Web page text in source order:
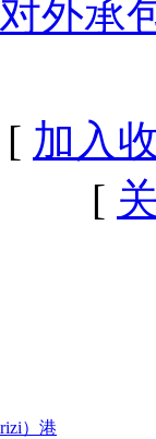
外承
加入
[
）港